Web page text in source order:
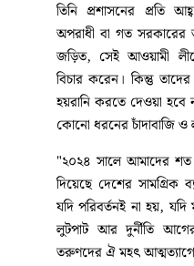
তিনি প্রশাসনের প্রতি
অপরাধী বা গত সরকারের
জড়িত, সেই আওয়ামী
বিচার করেন। কিন্তু
হয়রানি করতে দেওয়া
কোনো ধরনের চাঁদাবাজি ও
"২০২৪ সালে আমাদের
দিয়েছে দেশের সামগ্রিক
যদি পরিবর্তনই না হয়,
লুটপাট আর দুর্নীতি
তরুণদের ঐ মহৎ